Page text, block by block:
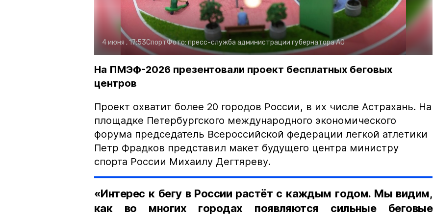
4 июня , 17:53СпортФото:пресс-служба администрации губернатора АО
На ПМЭФ-2026 презентовали проект бесплатных беговых
центров
Проект охватит более 20 городов России, в их числе Астрахань. На
площадке Петербургского международного экономического
форума председатель Всероссийской федерации легкой атлетики
Петр Фрадков представил макет будущего центра министру
спорта России Михаилу Дегтяреву.
«Интерес к бегу в России растёт с каждым годом. Мы видим,
как во многих городах появляются сильные беговые